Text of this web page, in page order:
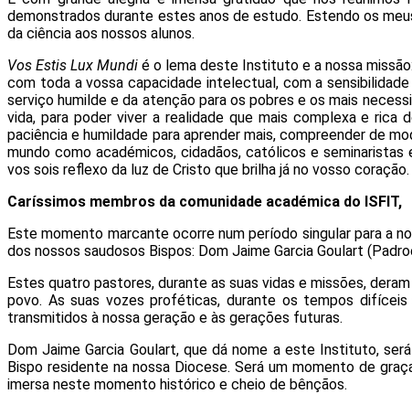
demonstrados durante estes anos de estudo. Estendo os
da ciência aos nossos alunos.
Vos Estis Lux Mundi é o lema deste Instituto e a nossa
com toda a vossa capacidade intelectual, com a
serviço humilde e da atenção para os pobres e os mais
vida, para poder viver a realidade que mais complexa e
paciência e humildade para aprender mais, compreender de
mundo como académicos, cidadãos, católicos e
vos sois reflexo da luz de Cristo que brilha já no vosso coração.
Caríssimos membros da comunidade académica do ISFIT,
Este momento marcante ocorre num período singular para a
dos nossos saudosos Bispos: Dom Jaime Garcia Goulart
Estes quatro pastores, durante as suas vidas e missões,
povo. As suas vozes proféticas, durante os tempos
transmitidos à nossa geração e às gerações futuras.
Dom Jaime Garcia Goulart, que dá nome a este Instituto,
Bispo residente na nossa Diocese. Será um momento de
imersa neste momento histórico e cheio de bênçãos.